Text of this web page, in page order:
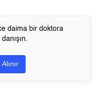
daima bir doktora